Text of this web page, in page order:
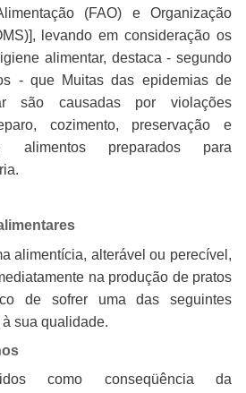
(FAO) e Organização
levando em consideração os
alimentar, destaca - segundo
- que Muitas das epidemias de
são causadas por violações
cozimento, preservação e
alimentos preparados para
alimentícia, alterável ou perecível,
na produção de pratos
de sofrer uma das seguintes
sua qualidade.
como conseqüência da